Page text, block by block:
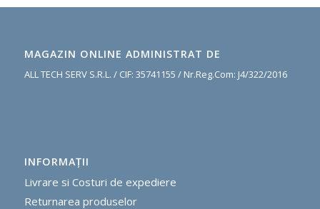
MAGAZIN ONLINE ADMINISTRAT DE
ALL TECH SERV S.R.L. / CIF: 35741155 / Nr.Reg.Com: J4/322/2016
INFORMAŢII
Livrare si Costuri de expediere
Returnarea produselor